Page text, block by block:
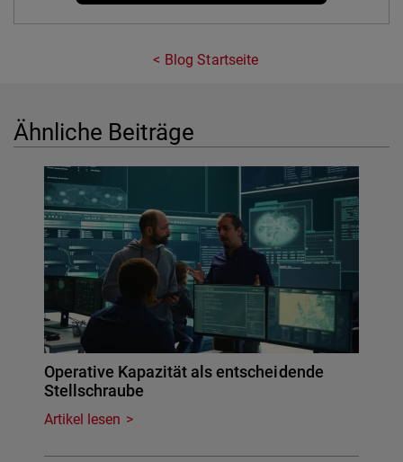
Blog Startseite
Ähnliche Beiträge
Operative Kapazität als entscheidende
Stellschraube
Artikel lesen